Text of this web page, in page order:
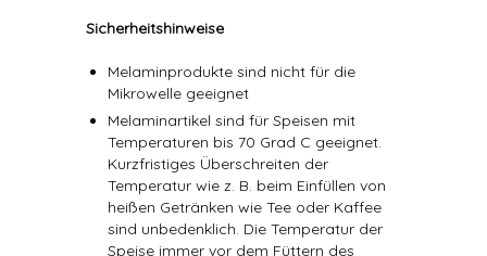
Sicherheitshinweise
Melaminprodukte sind nicht für die
Mikrowelle geeignet
Melaminartikel sind für Speisen mit
Temperaturen bis 70 Grad C geeignet.
Kurzfristiges Überschreiten der
Temperatur wie z. B. beim Einfüllen von
heißen Getränken wie Tee oder Kaffee
sind unbedenklich. Die Temperatur der
Speise immer vor dem Füttern des